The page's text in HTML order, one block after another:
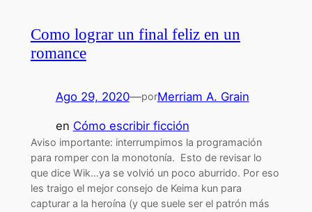
Como lograr un final feliz en un
romance
Ago 29, 2020—porMerriam A. Grain
en Cómo escribir ficción
Aviso importante: interrumpimos la programación
para romper con la monotonía. Esto de revisar lo
que dice Wik…ya se volvió un poco aburrido. Por eso
les traigo el mejor consejo de Keima kun para
capturar a la heroína (y que suele ser el patrón más